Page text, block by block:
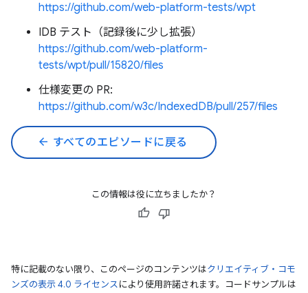
https://github.com/web-platform-tests/wpt
IDB テスト（記録後に少し拡張）
https://github.com/web-platform-
tests/wpt/pull/15820/files
仕様変更の PR:
https://github.com/w3c/IndexedDB/pull/257/files
arrow_back すべてのエピソードに戻る
この情報は役に立ちましたか？
特に記載のない限り、このページのコンテンツはクリエイティブ・コモ
ンズの表示 4.0 ライセンスにより使用許諾されます。コードサンプルは